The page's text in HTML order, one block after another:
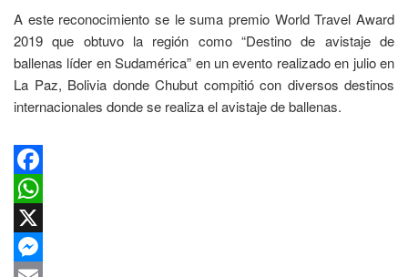
A este reconocimiento se le suma premio World Travel Award
2019 que obtuvo la región como “Destino de avistaje de
ballenas líder en Sudamérica” en un evento realizado en julio en
La Paz, Bolivia donde Chubut compitió con diversos destinos
internacionales donde se realiza el avistaje de ballenas.
Facebook
WhatsApp
X